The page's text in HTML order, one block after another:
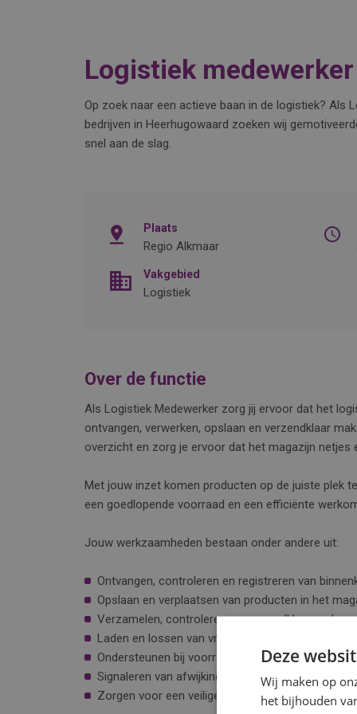
Logistiek medewerker
Op zoek naar een actieve baan in de logistiek? Als
bedrijven in Heerhugowaard zoeken wij
snel aan de slag.
Plaats
Regio Alkmaar
Vakgebied
Logistiek
Over de functie
Als Logistiek Medewerker zorg jij ervoor dat het
ontvangen, verwerken, opslaan en verzendklaar
overzicht en zorg je ervoor dat het magazijn netjes
Met jouw inzet komen producten op de juiste plek
een goedlopende voorraad en een efficiënte
Jouw werkzaamheden bestaan onder andere uit:
Ontvangen, controleren en registreren van
Opslaan en verplaatsen van producten in het
Verzamelen, controleren en verzendklaar maken
Laden en lossen van vrachtwagens;
Ondersteunen bij voorraadbeheer;
Signaleren van afwijkingen of voorraadtekorten;
Zorgen voor een veilige en georganiseerde
Deze
Wij maken op
het bijhouden